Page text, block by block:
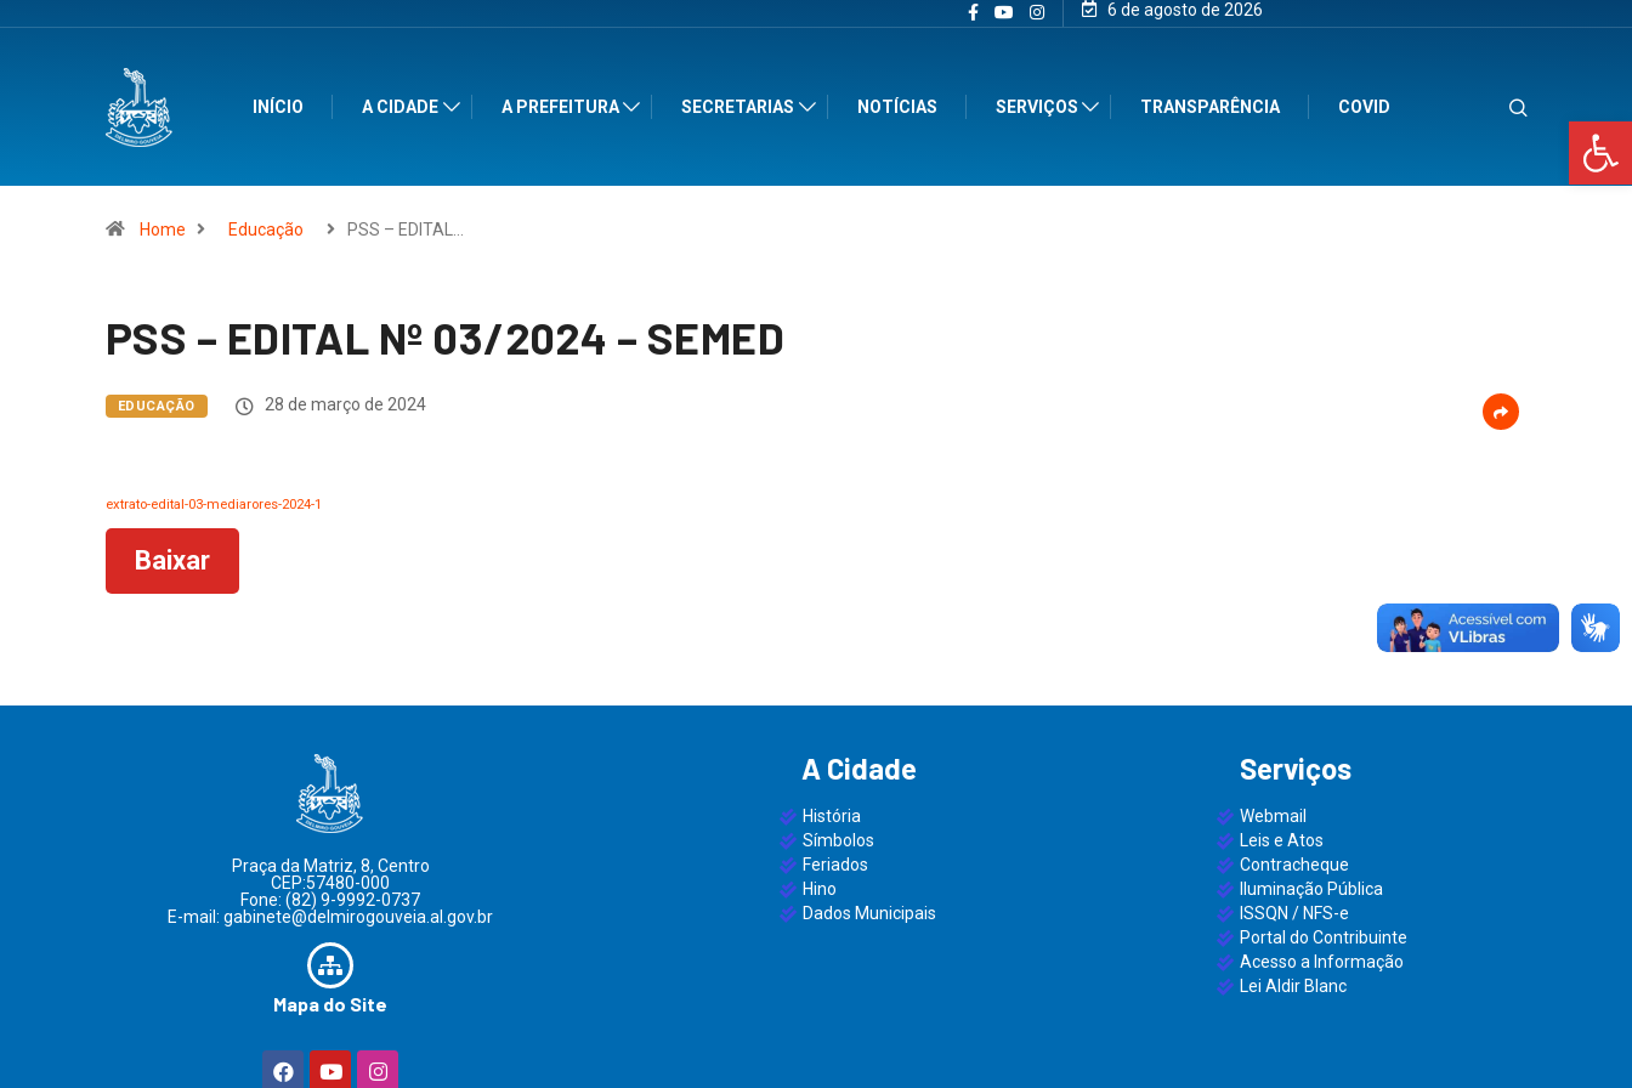
6 de agosto de 2026
INÍCIO A CIDADE A PREFEITURA SECRETARIAS NOTÍCIAS SERVIÇOS TRANSPARÊNCIA COVID
Home Educação PSS – EDITAL…
PSS – EDITAL Nº 03/2024 – SEMED
EDUCAÇÃO 28 de março de 2024
extrato-edital-03-mediarores-2024-1
Baixar
Praça da Matriz, 8, Centro
CEP:57480-000
Fone: (82) 9-9992-0737
E-mail: gabinete@delmirogouveia.al.gov.br
Mapa do Site
A Cidade
História
Símbolos
Feriados
Hino
Dados Municipais
Serviços
Webmail
Leis e Atos
Contracheque
Iluminação Pública
ISSQN / NFS-e
Portal do Contribuinte
Acesso a Informação
Lei Aldir Blanc